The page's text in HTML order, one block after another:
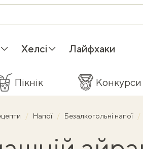
Хелсі Лайфхаки
Пікнік Конкурси
Напої Безалкогольні напої